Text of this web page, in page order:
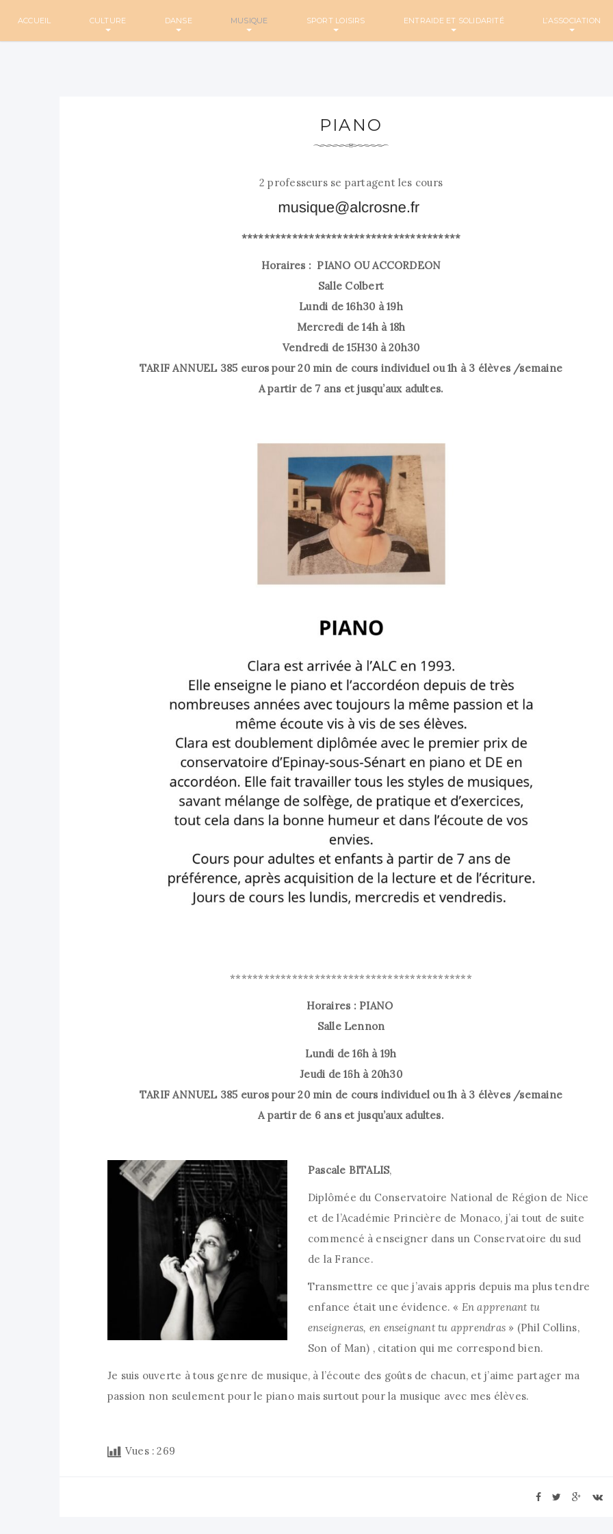
ACCUEIL CULTURE DANSE MUSIQUE SPORT LOISIRS ENTRAIDE ET SOLIDARITÉ L’ASSOCIATION
PIANO
2 professeurs se partagent les cours
***************************************
Horaires : PIANO OU ACCORDEON
Salle Colbert
Lundi de 16h30 à 19h
Mercredi de 14h à 18h
Vendredi de 15H30 à 20h30
TARIF ANNUEL 385 euros pour 20 min de cours individuel ou 1h à 3 élèves /semaine
A partir de 7 ans et jusqu’aux adultes.
*******************************************
Horaires : PIANO
Salle Lennon
Lundi de 16h à 19h
Jeudi de 16h à 20h30
TARIF ANNUEL 385 euros pour 20 min de cours individuel ou 1h à 3 élèves /semaine
A partir de 6 ans et jusqu’aux adultes.
Pascale BITALIS,
Diplômée du Conservatoire National de Région de Nice
et de l’Académie Princière de Monaco, j’ai tout de suite
commencé à enseigner dans un Conservatoire du sud
de la France.
Transmettre ce que j’avais appris depuis ma plus tendre
enfance était une évidence. « En apprenant tu
enseigneras, en enseignant tu apprendras » (Phil Collins,
Son of Man) , citation qui me correspond bien.
Je suis ouverte à tous genre de musique, à l’écoute des goûts de chacun, et j’aime partager ma
passion non seulement pour le piano mais surtout pour la musique avec mes élèves.
Vues : 269